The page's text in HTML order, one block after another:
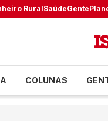
RuralSaúdeGente
COLUNAS